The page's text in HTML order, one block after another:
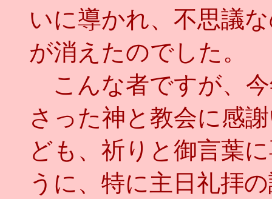
いに導かれ、不思議
が消えたのでした。
こんな者ですが、
さった神と教会に感
ども、祈りと御言葉
うに、特に主日礼拝